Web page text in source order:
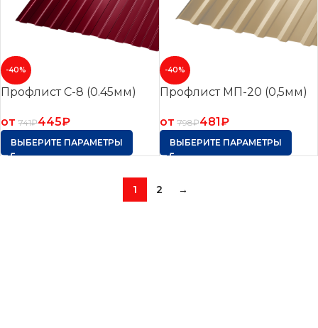
-40%
Профлист С-8 (0.45мм)
от 741₽445₽
ВЫБЕРИТЕ ПАРАМЕТРЫ
-40%
Профлист МП-20 (0,5мм)
от 798₽481₽
ВЫБЕРИТЕ ПАРАМЕТРЫ
1 2 →